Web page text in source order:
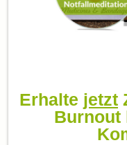
Erhalte jetzt
Burnout